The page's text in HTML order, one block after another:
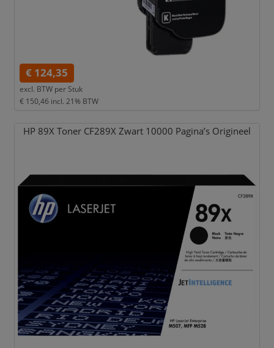
€ 124,35
excl. BTW per Stuk
€ 150,46 incl. 21% BTW
HP 89X Toner CF289X Zwart 10000 Pagina’s Origineel